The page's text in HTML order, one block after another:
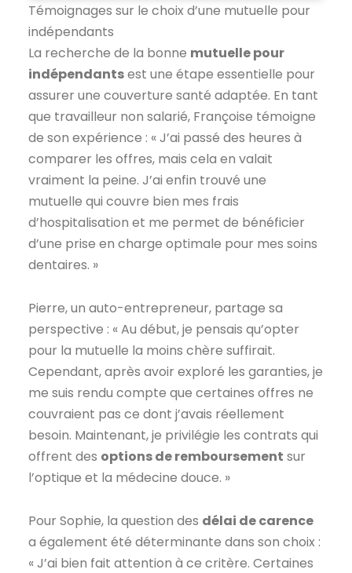
Témoignages sur le choix d’une mutuelle pour
indépendants
La recherche de la bonne mutuelle pour
indépendantsest une étape essentielle pour
assurer une couverture santé adaptée. En tant
que travailleur non salarié, Françoise témoigne
de son expérience : « J’ai passé des heures à
comparer les offres, mais cela en valait
vraiment la peine. J’ai enfin trouvé une
mutuelle qui couvre bien mes frais
d’hospitalisation et me permet de bénéficier
d’une prise en charge optimale pour mes soins
dentaires. »
Pierre, un auto-entrepreneur, partage sa
perspective : « Au début, je pensais qu’opter
pour la mutuelle la moins chère suffirait.
Cependant, après avoir exploré les garanties, je
me suis rendu compte que certaines offres ne
couvraient pas ce dont j’avais réellement
besoin. Maintenant, je privilégie les contrats qui
offrent des options de remboursement sur
l’optique et la médecine douce. »
Pour Sophie, la question des délai de carence
a également été déterminante dans son choix :
« J’ai bien fait attention à ce critère. Certaines